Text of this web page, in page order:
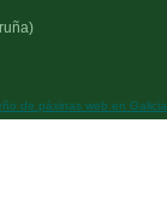
de páxinas web en Galicia